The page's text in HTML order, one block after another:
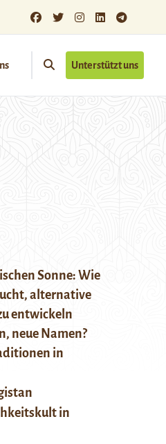
Unterstützt uns
Sonne: Wie
alternative
entwickeln
neue Namen?
in
in